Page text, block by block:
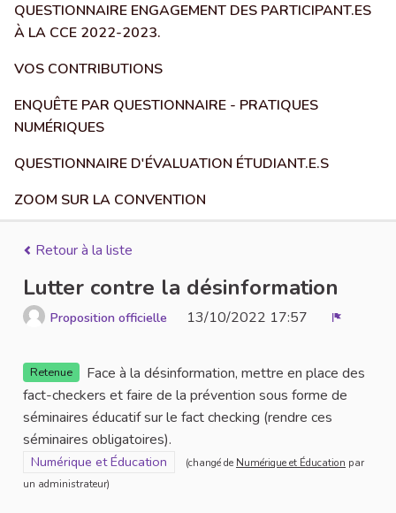
QUESTIONNAIRE ENGAGEMENT DES PARTICIPANT.ES
À LA CCE 2022-2023.
VOS CONTRIBUTIONS
ENQUÊTE PAR QUESTIONNAIRE - PRATIQUES
NUMÉRIQUES
QUESTIONNAIRE D'ÉVALUATION ÉTUDIANT.E.S
ZOOM SUR LA CONVENTION
Retour à la liste
Lutter contre la désinformation
Proposition officielle 13/10/2022 17:57
Retenue
Face à la désinformation, mettre en place des
fact-checkers et faire de la prévention sous forme de
séminaires éducatif sur le fact checking (rendre ces
séminaires obligatoires).
Filtrer les résultats pour le secteur : Numérique et Éducation
Numérique et Éducation (changé de Numérique et Éducation par
un administrateur)